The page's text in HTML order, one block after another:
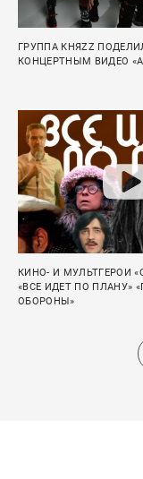
ГРУППА КНЯZZ
КОНЦЕРТНЫМ ВИДЕО
КИНО- И МУЛЬТГЕРОИ
«ВСЕ ИДЕТ ПО ПЛАНУ»
ОБОРОНЫ»